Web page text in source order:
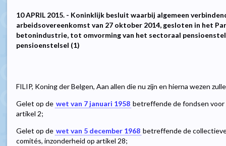
10 APRIL 2015. - Koninklijk besluit waarbij algemeen
arbeidsovereenkomst van 27 oktober 2014, gesloten in het
betonindustrie, tot omvorming van het sectoraal
pensioenstelsel (1)
FILIP, Koning der Belgen, Aan allen die nu zijn en hierna wezen
Gelet op de wet van 7 januari 1958 betreffende de fondsen voor
artikel 2;
Gelet op de wet van 5 december 1968 betreffende de
comités, inzonderheid op artikel 28;